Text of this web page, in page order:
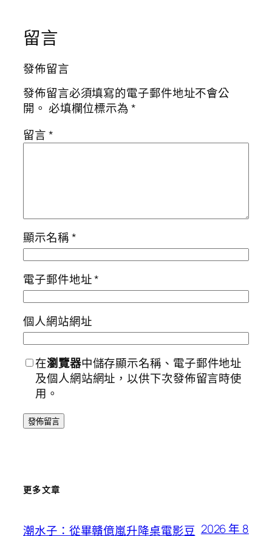
留言
發佈留言
發佈留言必須填寫的電子郵件地址不會公
開。 必填欄位標示為*
留言*
顯示名稱*
電子郵件地址*
個人網站網址
在瀏覽器中儲存顯示名稱、電子郵件地址
及個人網站網址，以供下次發佈留言時使
用。
更多文章
潮水子：從畢贛億嵐升降桌電影豆 2026 年 8